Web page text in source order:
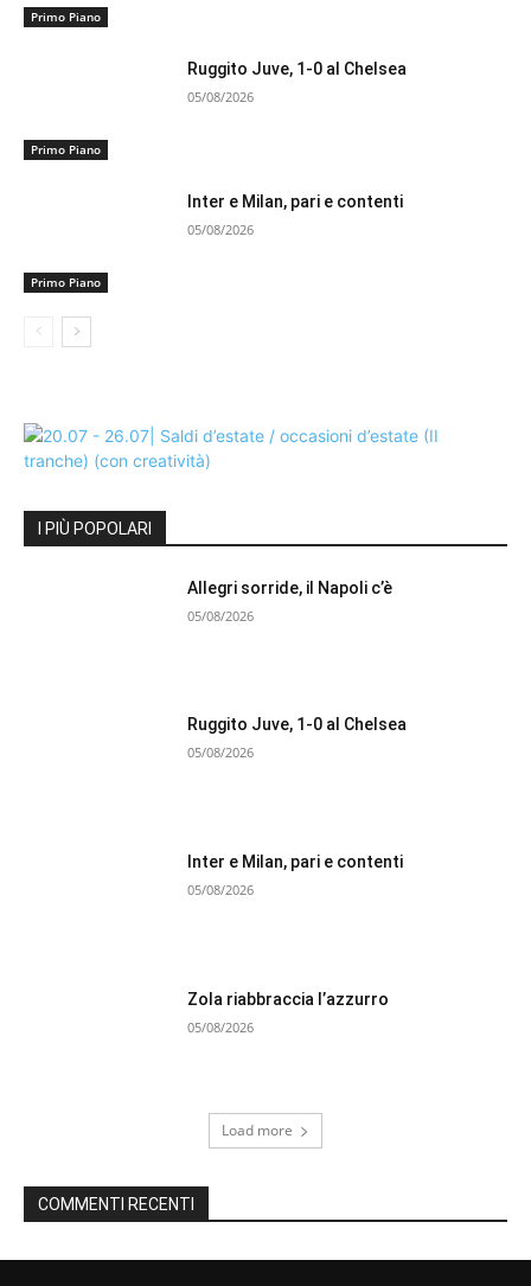
Primo Piano
Primo Piano
Ruggito Juve, 1-0 al Chelsea
05/08/2026
Primo Piano
Inter e Milan, pari e contenti
05/08/2026
I PIÙ POPOLARI
Allegri sorride, il Napoli c’è
05/08/2026
Ruggito Juve, 1-0 al Chelsea
05/08/2026
Inter e Milan, pari e contenti
05/08/2026
Zola riabbraccia l’azzurro
05/08/2026
Load more
COMMENTI RECENTI